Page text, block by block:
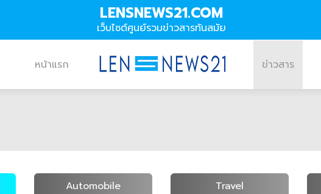
LENSNEWS21.COM
เว็บไซต์ศูนย์รวมข่าวสารทันสมัย
หน้าแรก ข่าวสาร
Automobile Travel